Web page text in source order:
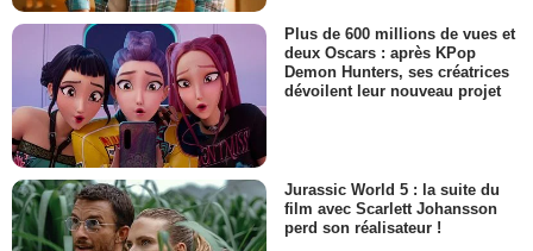
Plus de 600 millions de vues et
deux Oscars : après KPop
Demon Hunters, ses créatrices
dévoilent leur nouveau projet
Jurassic World 5 : la suite du
film avec Scarlett Johansson
perd son réalisateur !